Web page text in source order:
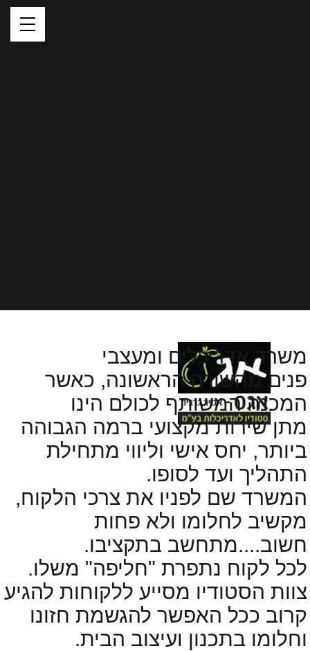
משרד אדריכלים ומעצבי
פנים מהשורה הראשונה, כאשר
המכנה המשותף לכולם הינו
מתן שירות מקצועי ברמה הגבוהה
ביותר, יחס אישי וליווי מתחילת
התהליך ועד לסופו.
המשרד שם לפניו את צרכי הלקוח,
מקשיב לחלומו ולא פחות
חשוב....מתחשב בתקציבו.
לכל לקוח נתפרת "חליפה" משלו.
צוות הסטודיו מסייע ללקוחות להגיע
קרוב ככל האפשר להגשמת חזונו
וחלומו בתכנון ועיצוב הבית.